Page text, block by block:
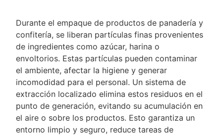
Durante el empaque de productos de panadería y
confitería, se liberan partículas finas provenientes
de ingredientes como azúcar, harina o
envoltorios. Estas partículas pueden contaminar
el ambiente, afectar la higiene y generar
incomodidad para el personal. Un sistema de
extracción localizado elimina estos residuos en el
punto de generación, evitando su acumulación en
el aire o sobre los productos. Esto garantiza un
entorno limpio y seguro, reduce tareas de